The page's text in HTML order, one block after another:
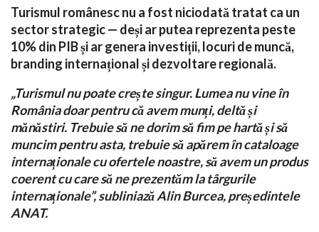
Turismul românesc nu a fost niciodată tratat ca un
sector strategic — deși ar putea reprezenta peste
10% din PIB și ar genera investiții, locuri de muncă,
branding internațional și dezvoltare regională.
„Turismul nu poate crește singur. Lumea nu vine în
România doar pentru că avem munți, deltă și
mănăstiri. Trebuie să ne dorim să fim pe hartă și să
muncim pentru asta, trebuie să apărem în cataloage
internaționale cu ofertele noastre, să avem un produs
coerent cu care să ne prezentăm la târgurile
internaționale”, subliniază Alin Burcea, președintele
ANAT.